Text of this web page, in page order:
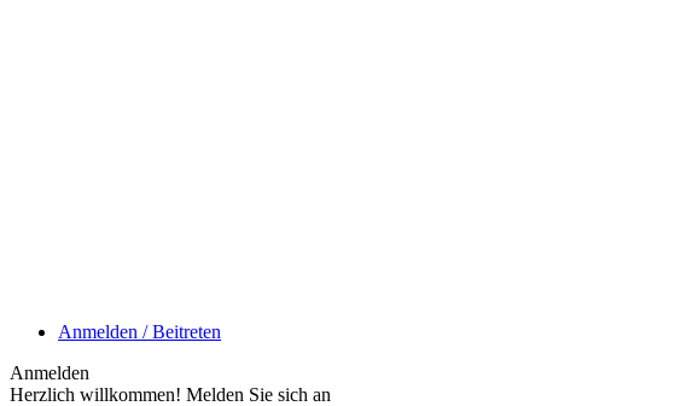
Anmelden / Beitreten
Anmelden
Herzlich willkommen! Melden Sie sich an